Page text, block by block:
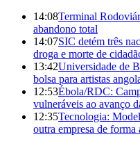
14:08Terminal
abandono total
14:07SIC detém três
droga e morte de
13:42Universidade de
bolsa para artistas
12:53Ébola/RDC:
vulneráveis ao avanço
12:35Tecnologia:
outra empresa de forma